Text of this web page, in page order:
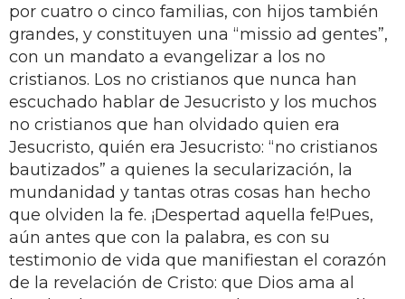
por cuatro o cinco familias, con hijos también
grandes, y constituyen una “missio ad gentes”,
con un mandato a evangelizar a los no
cristianos. Los no cristianos que nunca han
escuchado hablar de Jesucristo y los muchos
no cristianos que han olvidado quien era
Jesucristo, quién era Jesucristo: “no cristianos
bautizados” a quienes la secularización, la
mundanidad y tantas otras cosas han hecho
que olviden la fe. ¡Despertad aquella fe!Pues,
aún antes que con la palabra, es con su
testimonio de vida que manifiestan el corazón
de la revelación de Cristo: que Dios ama al